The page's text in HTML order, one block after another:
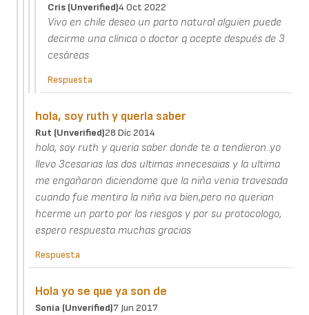
Cris (unverified)4 Oct 2022
Vivo en chile deseo un parto natural alguien puede
decirme una clínica o doctor q acepte después de 3
cesáreas
Respuesta
hola, soy ruth y queria saber
Rut (unverified)28 Dic 2014
hola, soy ruth y queria saber donde te a tendieron..yo
llevo 3cesarias las dos ultimas innecesaias y la ultima
me engañaron diciendome que la niña venia travesada
cuando fue mentira la niña iva bien,pero no querian
hcerme un parto por los riesgos y por su protocologo,
espero respuesta muchas gracias
Respuesta
Hola yo se que ya son de
Sonia (unverified)7 Jun 2017